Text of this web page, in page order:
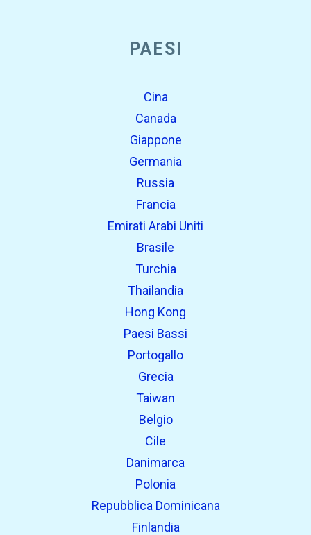
PAESI
Cina
Canada
Giappone
Germania
Russia
Francia
Emirati Arabi Uniti
Brasile
Turchia
Thailandia
Hong Kong
Paesi Bassi
Portogallo
Grecia
Taiwan
Belgio
Cile
Danimarca
Polonia
Repubblica Dominicana
Finlandia